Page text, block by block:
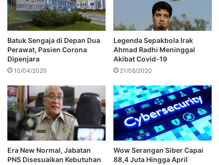
Batuk Sengaja di Depan Dua
Perawat, Pasien Corona
Dipenjara
10/04/2020
Legenda Sepakbola Irak
Ahmad Radhi Meninggal
Akibat Covid-19
21/06/2020
Era New Normal, Jabatan
PNS Disesuaikan Kebutuhan
Wow Serangan Siber Capai
88,4 Juta Hingga April